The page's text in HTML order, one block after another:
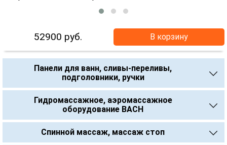
52900 руб. В корзину
Панели для ванн, сливы-переливы,
подголовники, ручки
Гидромассажное, аэромассажное
оборудование BACH
Спинной массаж, массаж стоп